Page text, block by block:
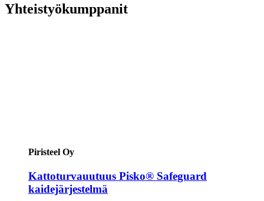
Yhteistyökumppanit
Piristeel Oy
Kattoturvauutuus Pisko® Safeguard
kaidejärjestelmä